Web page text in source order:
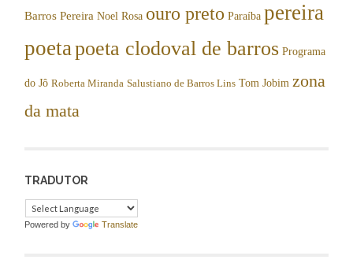
Barros Pereira Noel Rosa ouro preto Paraíba pereira
poetapoeta clodoval de barros Programa
do Jô Roberta Miranda Salustiano de Barros Lins Tom Jobim zona
da mata
TRADUTOR
Powered by Translate